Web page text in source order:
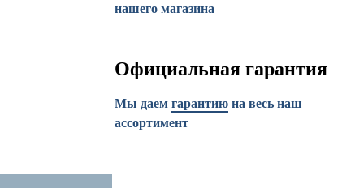
нашего магазина
Официальная гарантия
Мы даем гарантию на весь наш
ассортимент